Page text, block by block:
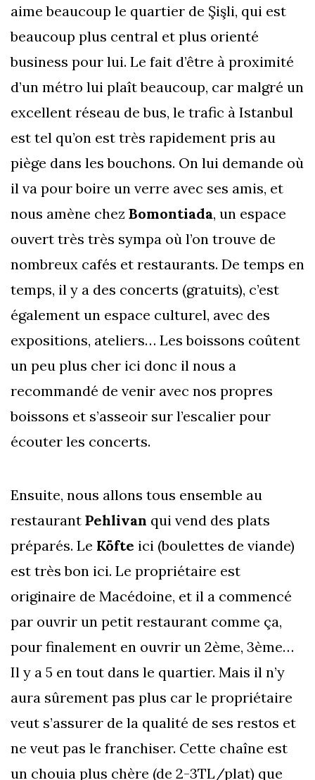
aime beaucoup le quartier de Şişli, qui est
beaucoup plus central et plus orienté
business pour lui. Le fait d’être à proximité
d’un métro lui plaît beaucoup, car malgré un
excellent réseau de bus, le trafic à Istanbul
est tel qu’on est très rapidement pris au
piège dans les bouchons. On lui demande où
il va pour boire un verre avec ses amis, et
nous amène chez Bomontiada, un espace
ouvert très très sympa où l’on trouve de
nombreux cafés et restaurants. De temps en
temps, il y a des concerts (gratuits), c’est
également un espace culturel, avec des
expositions, ateliers… Les boissons coûtent
un peu plus cher ici donc il nous a
recommandé de venir avec nos propres
boissons et s’asseoir sur l’escalier pour
écouter les concerts.
Ensuite, nous allons tous ensemble au
restaurant Pehlivan qui vend des plats
préparés. Le Köfte ici (boulettes de viande)
est très bon ici. Le propriétaire est
originaire de Macédoine, et il a commencé
par ouvrir un petit restaurant comme ça,
pour finalement en ouvrir un 2ème, 3ème…
Il y a 5 en tout dans le quartier. Mais il n’y
aura sûrement pas plus car le propriétaire
veut s’assurer de la qualité de ses restos et
ne veut pas le franchiser. Cette chaîne est
un chouia plus chère (de 2-3TL/plat) que